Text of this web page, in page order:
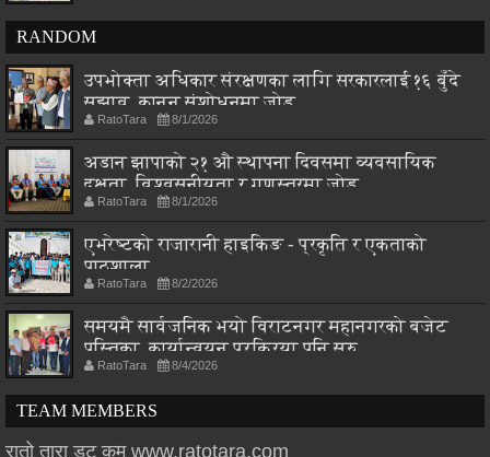
RANDOM
उपभोक्ता अधिकार संरक्षणका लागि सरकारलाई १६ बुँदे
सुझाव, कानुन संशोधनमा जोड
RatoTara 8/1/2026
अडान झापाको २१ औ स्थापना दिवसमा व्यवसायिक
दक्षता, विश्वसनीयता र गुणस्तरमा जोड
RatoTara 8/1/2026
एभरेष्टको राजारानी हाइकिङ - प्रकृति र एकताको
पाठशाला
RatoTara 8/2/2026
समयमै सार्वजनिक भयो विराटनगर महानगरको बजेट
पुस्तिका, कार्यान्वयन प्रक्रिया पनि सुरु
RatoTara 8/4/2026
TEAM MEMBERS
रातो तारा डट कम www.ratotara.com